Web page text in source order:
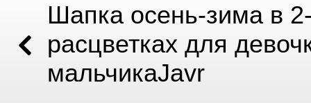
Шапка осень-зима в
расцветках для
мальчикаJavr